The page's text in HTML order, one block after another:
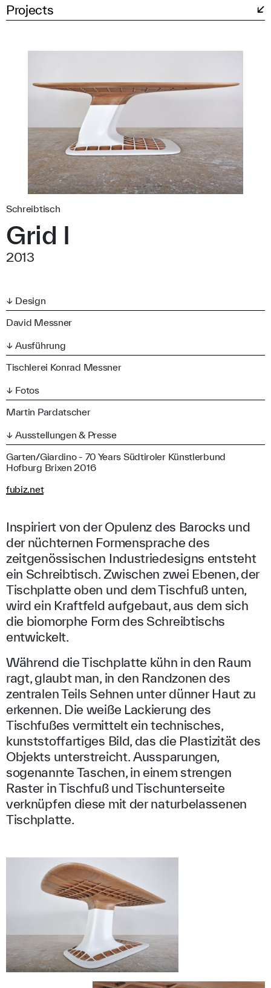
Projects
Schreibtisch
Grid I
2013
↓ Design
David Messner
↓ Ausführung
Tischlerei Konrad Messner
↓ Fotos
Martin Pardatscher
↓ Ausstellungen & Presse
Garten/Giardino - 70 Years Südtiroler Künstlerbund
Hofburg Brixen 2016
fubiz.net
Inspiriert von der Opulenz des Barocks und
der nüchternen Formensprache des
zeitgenössischen Industriedesigns entsteht
ein Schreibtisch. Zwischen zwei Ebenen, der
Tischplatte oben und dem Tischfuß unten,
wird ein Kraftfeld aufgebaut, aus dem sich
die biomorphe Form des Schreibtischs
entwickelt.
Während die Tischplatte kühn in den Raum
ragt, glaubt man, in den Randzonen des
zentralen Teils Sehnen unter dünner Haut zu
erkennen. Die weiße Lackierung des
Tischfußes vermittelt ein technisches,
kunststoffartiges Bild, das die Plastizität des
Objekts unterstreicht. Aussparungen,
sogenannte Taschen, in einem strengen
Raster in Tischfuß und Tischunterseite
verknüpfen diese mit der naturbelassenen
Tischplatte.